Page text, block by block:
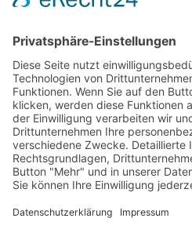
Nachnahmegebühren, wenn
viba.de
4.90von5.00bei1685
Kontakt Versandkosten und
FAQ – Häufig gestellte
Allgemeine Geschäftsbedingungen
Barrierefreiheit
Cookie-
Vertrag